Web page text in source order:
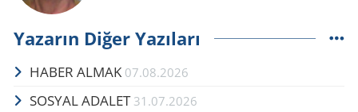
Yazarın Diğer Yazıları
HABER ALMAK 07.08.2026
SOSYAL ADALET 31.07.2026